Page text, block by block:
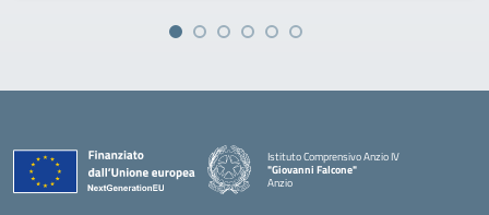
Istituto Comprensivo Anzio IV
"Giovanni Falcone"
Anzio